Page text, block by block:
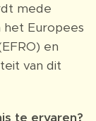
mede
Europees
en
van dit
te ervaren?